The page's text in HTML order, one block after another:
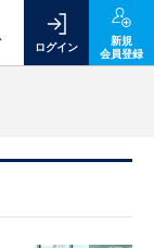
ログイン
新規
会員登録